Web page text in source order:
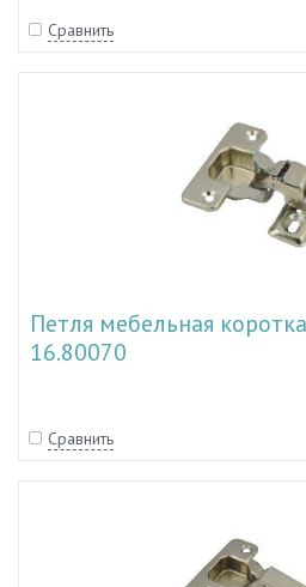
Сравнить
Петля мебельная
16.80070
Сравнить